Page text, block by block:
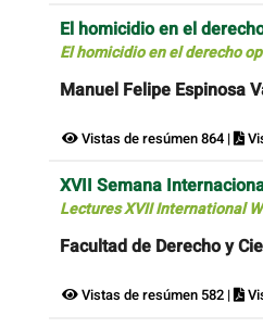
El homicidio en el
El homicidio en el derecho
Manuel Felipe Espinosa
Vistas de resúmen 864 |
XVII Semana
Lectures XVII International
Facultad de Derecho y
Vistas de resúmen 582 |